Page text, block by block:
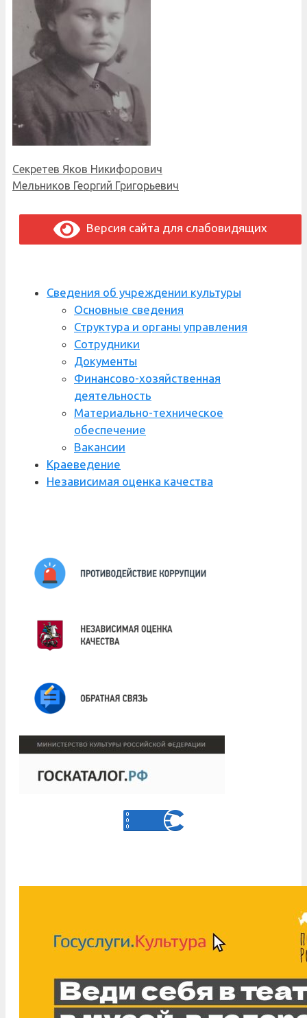
Секретев Яков Никифорович
Мельников Георгий Григорьевич
Версия сайта для слабовидящих
Сведения об учреждении культуры
Основные сведения
Структура и органы управления
Сотрудники
Документы
Финансово-хозяйственная
деятельность
Материально-техническое
обеспечение
Вакансии
Краеведение
Независимая оценка качества